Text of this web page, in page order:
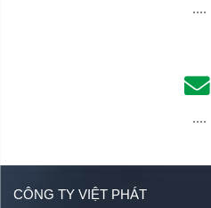
....
....
CÔNG TY VIỆT PHÁT